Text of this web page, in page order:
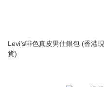
Levi’s啡色真皮男仕銀包 (香港現
貨)